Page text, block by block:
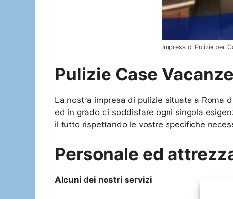
Impresa di Pulizie per
Pulizie Case
La nostra impresa di pulizie situata a Roma
ed in grado di soddisfare ogni singola
il tutto rispettando le vostre specifiche
Personale ed
Alcuni dei nostri servizi